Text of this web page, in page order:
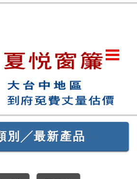
別╱最新產品